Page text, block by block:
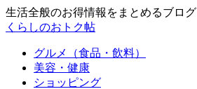
生活全般のお得情報をまとめるブログ
くらしのおトク帖
グルメ（食品・飲料）
美容・健康
ショッピング